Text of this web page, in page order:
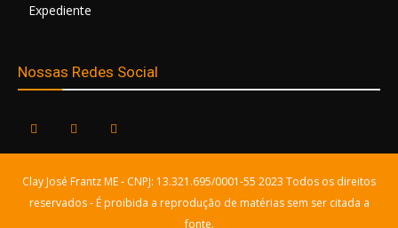
Expediente
Nossas Redes Social
Clay José Frantz ME - CNPJ: 13.321.695/0001-55 2023 Todos os direitos
reservados - É proibida a reprodução de matérias sem ser citada a
fonte.